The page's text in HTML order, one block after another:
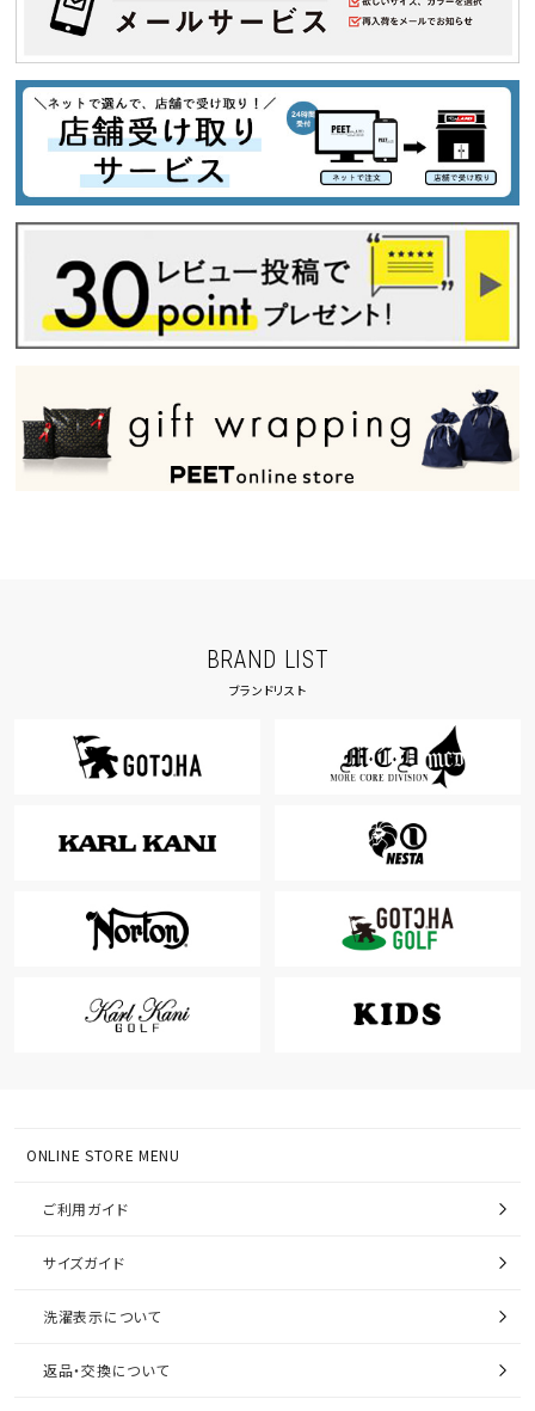
BRAND LIST
ブランドリスト
ONLINE STORE MENU
ご利用ガイド
サイズガイド
洗濯表示について
返品・交換について